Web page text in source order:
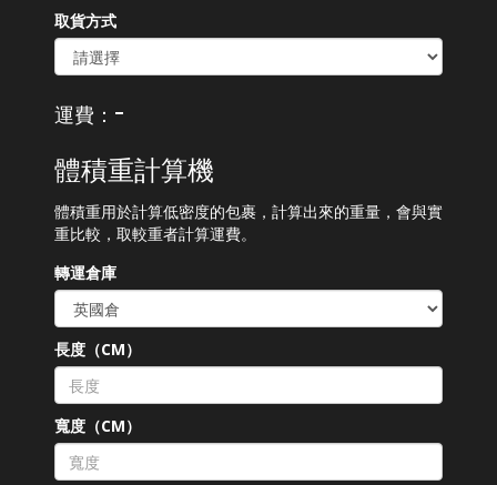
取貨方式
運費： -
體積重計算機
體積重用於計算低密度的包裹，計算出來的重量，會與實
重比較，取較重者計算運費。
轉運倉庫
長度（CM）
寬度（CM）